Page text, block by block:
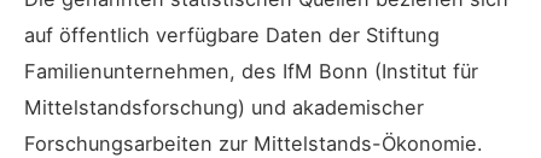
auf öffentlich verfügbare Daten der Stiftung
Familienunternehmen, des IfM Bonn (Institut für
Mittelstandsforschung) und akademischer
Forschungsarbeiten zur Mittelstands-Ökonomie.